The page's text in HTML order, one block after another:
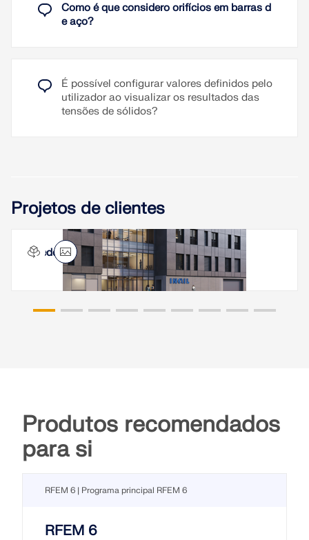
Como é que considero orifícios em barras d
e aço?
É possível configurar valores definidos pelo
utilizador ao visualizar os resultados das
tensões de sólidos?
Projetos de clientes
Sede da INAIL em Ancona, Itália
Produtos recomendados
para si
RFEM 6 | Programa principal RFEM 6
RFEM 6